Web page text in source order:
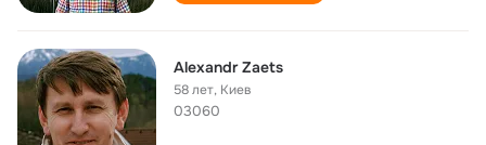
Alexandr Zaets
58 лет, Киев
03060